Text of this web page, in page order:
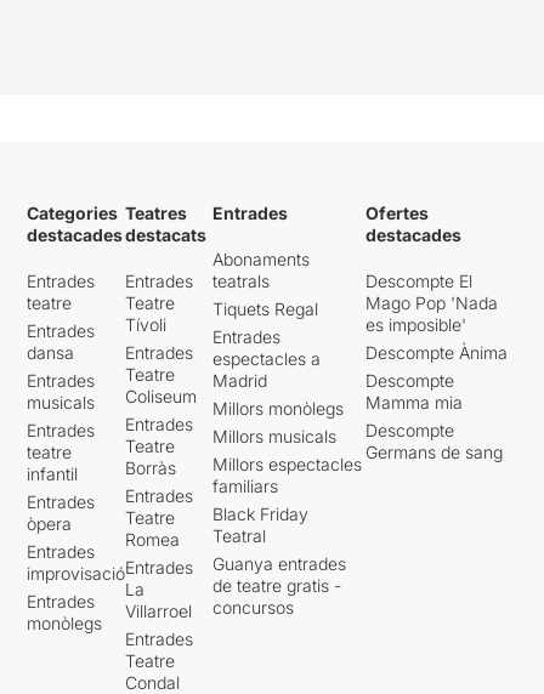
Categories
destacades
Entrades
teatre
Entrades
dansa
Entrades
musicals
Entrades
teatre
infantil
Entrades
òpera
Entrades
improvisació
Entrades
monòlegs
Teatres
destacats
Entrades
Teatre
Tívoli
Entrades
Teatre
Coliseum
Entrades
Teatre
Borràs
Entrades
Teatre
Romea
Entrades
La
Villarroel
Entrades
Teatre
Condal
Entrades
Abonaments
teatrals
Tiquets Regal
Entrades
espectacles a
Madrid
Millors monòlegs
Millors musicals
Millors espectacles
familiars
Black Friday
Teatral
Guanya entrades
de teatre gratis -
concursos
Ofertes
destacades
Descompte El
Mago Pop 'Nada
es imposible'
Descompte Ànima
Descompte
Mamma mia
Descompte
Germans de sang